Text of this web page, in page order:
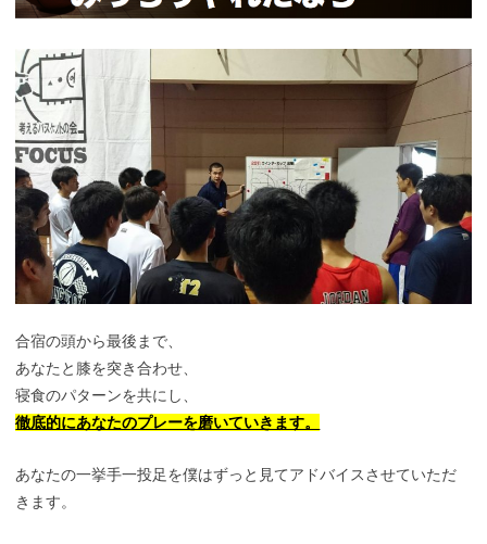
合宿の頭から最後まで、
あなたと膝を突き合わせ、
寝食のパターンを共にし、
徹底的にあなたのプレーを磨いていきます。
あなたの一挙手一投足を僕はずっと見てアドバイスさせていただ
きます。